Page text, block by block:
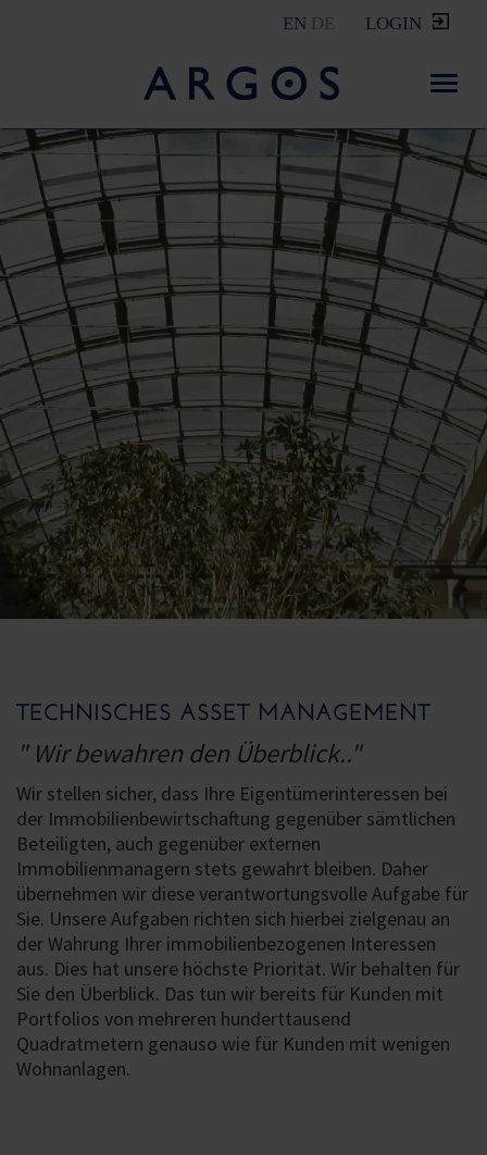
LOGIN
DE
EN
TECHNISCHES ASSET MANAGEMENT
" Wir bewahren den Überblick.."
Wir stellen sicher, dass Ihre Eigentümerinteressen bei
der Immobilienbewirtschaftung gegenüber sämtlichen
Beteiligten, auch gegenüber externen
Immobilienmanagern stets gewahrt bleiben. Daher
übernehmen wir diese verantwortungsvolle Aufgabe für
Sie. Unsere Aufgaben richten sich hierbei zielgenau an
der Wahrung Ihrer immobilienbezogenen Interessen
aus. Dies hat unsere höchste Priorität. Wir behalten für
Sie den Überblick. Das tun wir bereits für Kunden mit
Portfolios von mehreren hunderttausend
Quadratmetern genauso wie für Kunden mit wenigen
Wohnanlagen.